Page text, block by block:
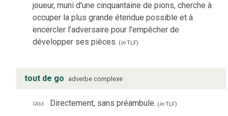
joueur, muni d’une cinquantaine de pions, cherche à
occuper la plus grande étendue possible et à
encercler l’adversaire pour l’empêcher de
développer ses pièces. (inTLF)
tout de go adverbe complexe
fam. Directement, sans préambule. (inTLF)